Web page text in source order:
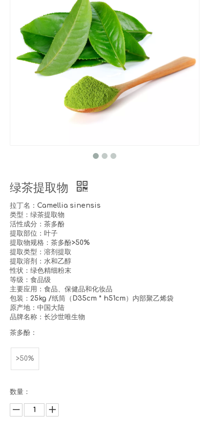
绿茶提取物
拉丁名：Camellia sinensis
类型：绿茶提取物
活性成分：茶多酚
提取部位：叶子
提取物规格：茶多酚>50%
提取类型：溶剂提取
提取溶剂：水和乙醇
性状：绿色精细粉末
等级：食品级
主要应用：食品、保健品和化妆品
包装：25kg /纸筒（D35cm * h51cm）内部聚乙烯袋
原产地：中国大陆
品牌名称：长沙世唯生物
茶多酚：
>50%
数量：